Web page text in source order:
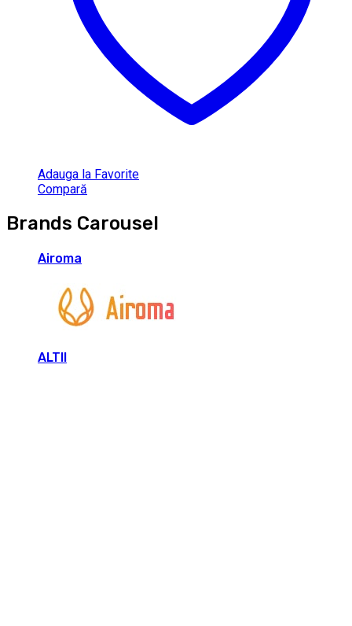
Adauga la Favorite
Compară
Brands Carousel
Airoma
ALTII